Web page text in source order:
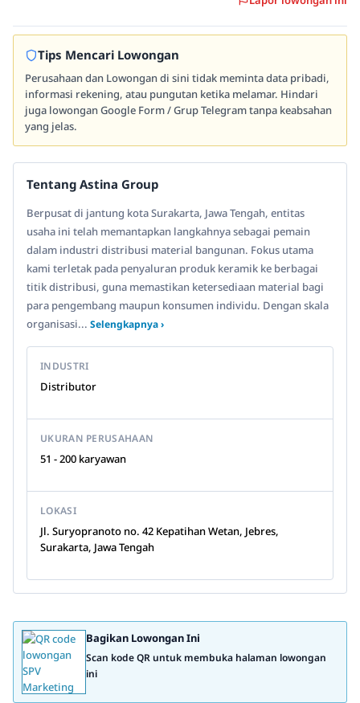
Tips Mencari Lowongan
Perusahaan dan Lowongan di sini tidak meminta data pribadi,
informasi rekening, atau pungutan ketika melamar. Hindari
juga lowongan Google Form / Grup Telegram tanpa keabsahan
yang jelas.
Tentang Astina Group
Berpusat di jantung kota Surakarta, Jawa Tengah, entitas
usaha ini telah memantapkan langkahnya sebagai pemain
dalam industri distribusi material bangunan. Fokus utama
kami terletak pada penyaluran produk keramik ke berbagai
titik distribusi, guna memastikan ketersediaan material bagi
para pengembang maupun konsumen individu. Dengan skala
organisasi... Selengkapnya ›
INDUSTRI
Distributor
UKURAN PERUSAHAAN
51 - 200 karyawan
LOKASI
Jl. Suryopranoto no. 42 Kepatihan Wetan, Jebres,
Surakarta, Jawa Tengah
Bagikan Lowongan Ini
Scan kode QR untuk membuka halaman lowongan
ini